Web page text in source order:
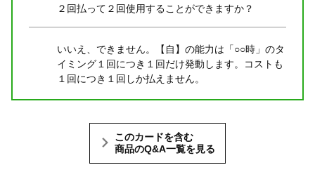
２回払って２回使用することができますか？
いいえ、できません。【自】の能力は「○○時」のタ
イミング１回につき１回だけ発動します。コストも
１回につき１回しか払えません。
このカードを含む
商品のQ&A一覧を見る